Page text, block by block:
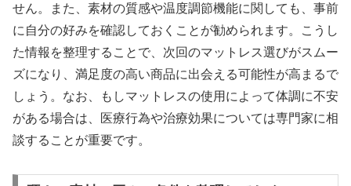
せん。また、素材の質感や温度調節機能に関しても、事前
に自分の好みを確認しておくことが勧められます。こうし
た情報を整理することで、次回のマットレス選びがスムー
ズになり、満足度の高い商品に出会える可能性が高まるで
しょう。なお、もしマットレスの使用によって体調に不安
がある場合は、医療行為や治療効果については専門家に相
談することが重要です。